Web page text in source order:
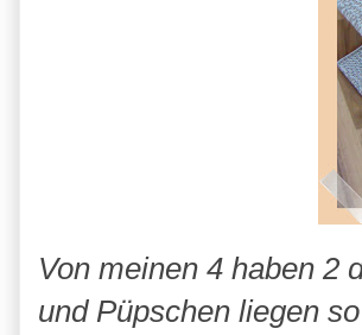
Von meinen 4 haben 2
und Püpschen liegen